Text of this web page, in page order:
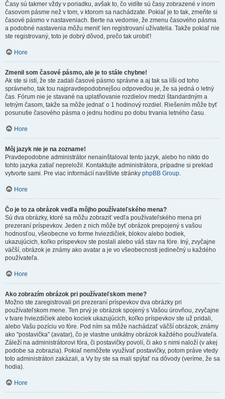
Časy sú takmer vždy v poriadku, avšak to, čo vidíte sú časy zobrazené v inom
časovom pásme než v tom, v ktorom sa nachádzate. Pokiaľ je to tak, zmeňte si
časové pásmo v nastaveniach. Berte na vedomie, že zmenu časového pásma
a podobné nastavenia môžu meniť len registrovaní užívatelia. Takže pokiaľ nie
ste registrovaný, toto je dobrý dôvod, prečo tak urobiť!
Hore
Zmenil som časové pásmo, ale je to stále chybne!
Ak ste si istí, že ste zadali časové pásmo správne a aj tak sa líši od toho
správneho, tak tou najpravdepodobnejšou odpoveďou je, že sa jedná o letný
čas. Fórum nie je stavané na uplatňovanie rozdielov medzi štandardným a
letným časom, takže sa môže jednať o 1 hodinový rozdiel. Riešením môže byť
posunutie časového pásma o jednu hodinu po dobu trvania letného času.
Hore
Môj jazyk nie je na zozname!
Pravdepodobne administrátor nenainštaloval tento jazyk, alebo ho nikto do
tohto jazyka zatiaľ nepreložil. Kontaktujte administrátora, prípadne si preklad
vytvorte sami. Pre viac informácií navštívte stránky phpBB Group.
Hore
Čo je to za obrázok vedľa môjho používateľského mena?
Sú dva obrázky, ktoré sa môžu zobraziť vedľa používateľského mena pri
prezeraní príspevkov. Jeden z nich môže byť obrázok prepojený s vašou
hodnosťou, všeobecne vo forme hviezdičiek, blokov alebo bodiek,
ukazujúcich, koľko príspevkov ste poslali alebo váš stav na fóre. Iný, zvyčajne
väčší, obrázok je známy ako avatar a je vo všeobecnosti jedinečný u každého
používateľa.
Hore
Ako zobrazím obrázok pri používateľskom mene?
Možno ste zaregistrovali pri prezeraní príspevkov dva obrázky pri
používateľskom mene. Ten prvý je obrázok spojený s Vašou úrovňou, zvyčajne
v tvare hviezdičiek alebo kociek ukazujúcich, koľko príspevkov ste už pridali,
alebo Vašu pozíciu vo fóre. Pod ním sa môže nachádzať väčší obrázok, známy
ako "postavička" (avatar), čo je vlastne unikátny obrázok každého používateľa.
Záleží na administrátorovi fóra, či postavičky povolí, či ako s nimi naloží (v akej
podobe sa zobrazia). Pokiaľ nemôžete využívať postavičky, potom práve vtedy
toto administrátori zakázali, a Vy by ste sa mali spýtať na dôvody (veríme, že sa
hodia).
Hore